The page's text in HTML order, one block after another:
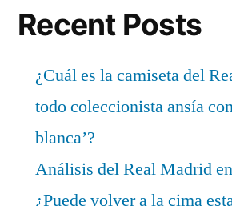
Recent Posts
¿Cuál es la camiseta del
todo coleccionista ansía
blanca’?
Análisis del Real Madrid
¿Puede volver a la cima